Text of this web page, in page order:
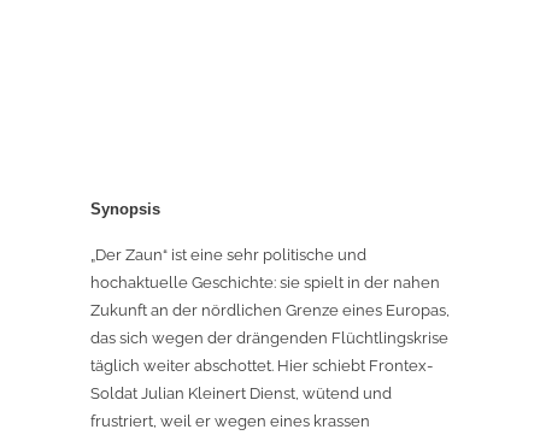
Synopsis
„Der Zaun“ ist eine sehr politische und
hochaktuelle Geschichte: sie spielt in der nahen
Zukunft an der nördlichen Grenze eines Europas,
das sich wegen der drängenden Flüchtlingskrise
täglich weiter abschottet. Hier schiebt Frontex-
Soldat Julian Kleinert Dienst, wütend und
frustriert, weil er wegen eines krassen